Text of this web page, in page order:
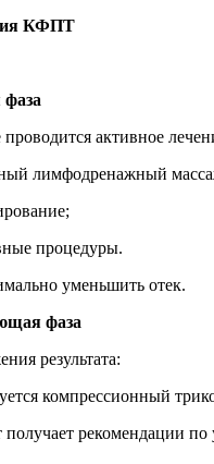
КФПТ
фаза
активное
лимфодренажный
процедуры.
уменьшить отек.
фаза
результата:
компрессионный
получает рекомендации по